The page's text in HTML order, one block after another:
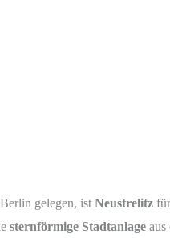
gelegen, ist Neustrelitz
sternförmige Stadtanlage aus